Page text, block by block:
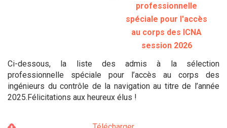
professionnelle
spéciale pour l'accès
au corps des ICNA
session 2026
Ci-dessous, la liste des admis à la sélection
professionnelle spéciale pour l’accès au corps des
ingénieurs du contrôle de la navigation au titre de l’année
2025.Félicitations aux heureux élus !